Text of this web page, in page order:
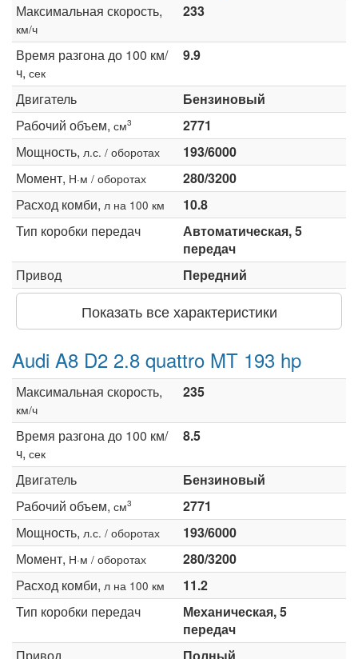
Максимальная скорость,
км/ч
233
Время разгона до 100 км/
ч, сек
9.9
Двигатель
Бензиновый
Рабочий объем, см3
2771
Мощность, л.с. / оборотах
193/6000
Момент, Н·м / оборотах
280/3200
Расход комби, л на 100 км
10.8
Тип коробки передач
Автоматическая, 5
передач
Привод
Передний
Показать все характеристики
Audi A8 D2 2.8 quattro MT 193 hp
Максимальная скорость,
км/ч
235
Время разгона до 100 км/
ч, сек
8.5
Двигатель
Бензиновый
Рабочий объем, см3
2771
Мощность, л.с. / оборотах
193/6000
Момент, Н·м / оборотах
280/3200
Расход комби, л на 100 км
11.2
Тип коробки передач
Механическая, 5
передач
Привод
Полный